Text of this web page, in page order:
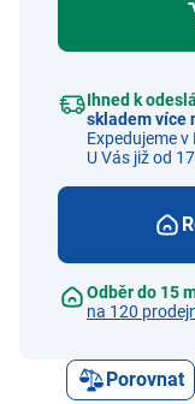
Ihned k
skladem více
Expedujeme v
U Vás již od
Odběr do 15
na 120
Porovnat